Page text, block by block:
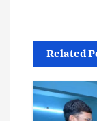
a
v
Related